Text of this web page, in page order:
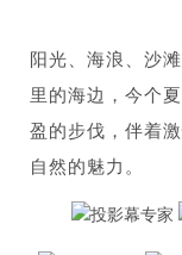
阳光、海浪、沙
里的海边，今个
盈的步伐，伴着
自然的魅力。